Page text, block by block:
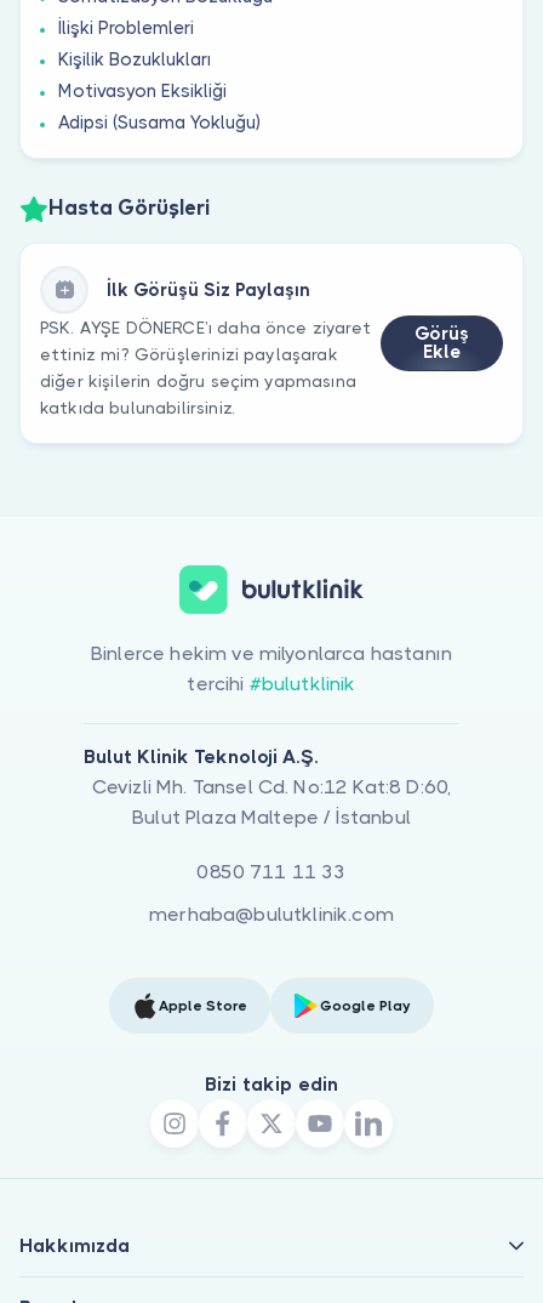
İlişki Problemleri
Kişilik Bozuklukları
Motivasyon Eksikliği
Adipsi (Susama Yokluğu)
Hasta Görüşleri
İlk Görüşü Siz Paylaşın
PSK. AYŞE DÖNERCE’ı daha önce ziyaret
ettiniz mi? Görüşlerinizi paylaşarak
diğer kişilerin doğru seçim yapmasına
katkıda bulunabilirsiniz.
Görüş
Ekle
Binlerce hekim ve milyonlarca hastanın
tercihi #bulutklinik
Bulut Klinik Teknoloji A.Ş.
Cevizli Mh. Tansel Cd. No:12 Kat:8 D:60,
Bulut Plaza Maltepe / İstanbul
0850 711 11 33
merhaba@bulutklinik.com
Apple Store Google Play
Bizi takip edin
Hakkımızda